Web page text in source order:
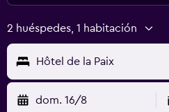
2 huéspedes, 1 habitación
Hôtel de la Paix
dom. 16/8